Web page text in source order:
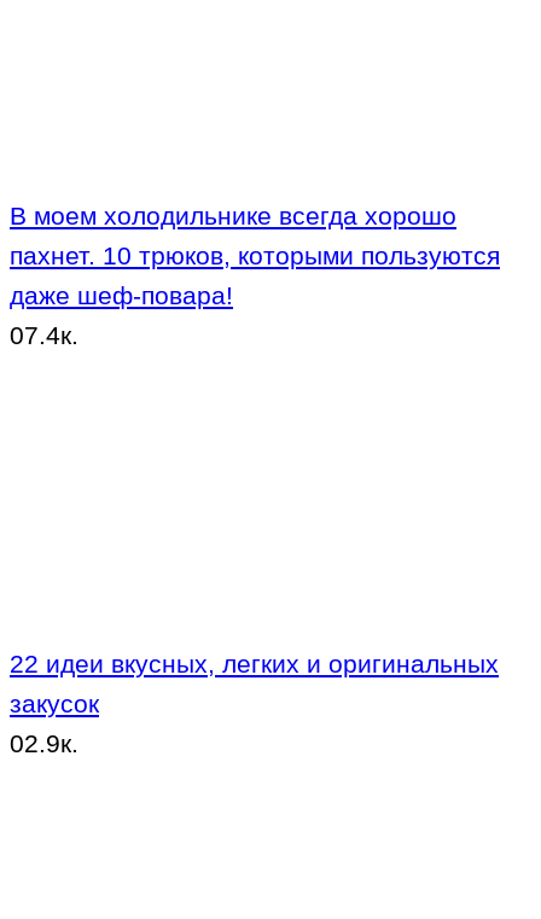
В моем холодильнике всегда хорошо
пахнет. 10 трюков, которыми пользуются
даже шеф-повара!
07.4к.
22 идеи вкусных, легких и оригинальных
закусок
02.9к.